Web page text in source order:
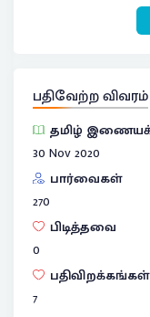
பதிவேற்ற விவரம்
தமிழ்
30 Nov 2020
பார்வைகள்
270
பிடித்தவை
0
பதிவிறக்கங்கள்
7